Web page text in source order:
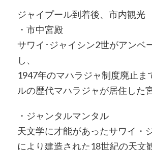
ジャイプール到着後、市内観光
・市中宮殿
サワイ･ジャイシン2世がアンベ
し、
1947年のマハラジャ制度廃止ま
ルの歴代マハラジャが居住した
・ジャンタルマンタル
天文学に才能があったサワイ・
により建造された18世紀の天文